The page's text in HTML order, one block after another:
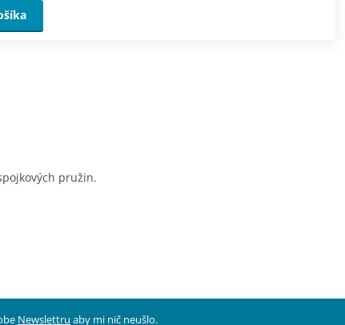
pružin.
Newslettru aby mi nič neušlo.